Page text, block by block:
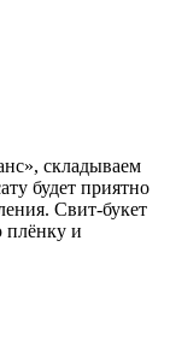
складываем
будет приятно
Свит-букет
плёнку и